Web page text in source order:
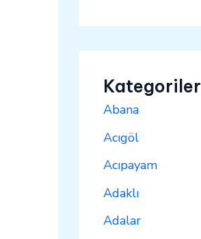
Kategoriler
Abana
Acıgöl
Acıpayam
Adaklı
Adalar